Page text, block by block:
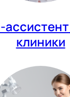
клиники